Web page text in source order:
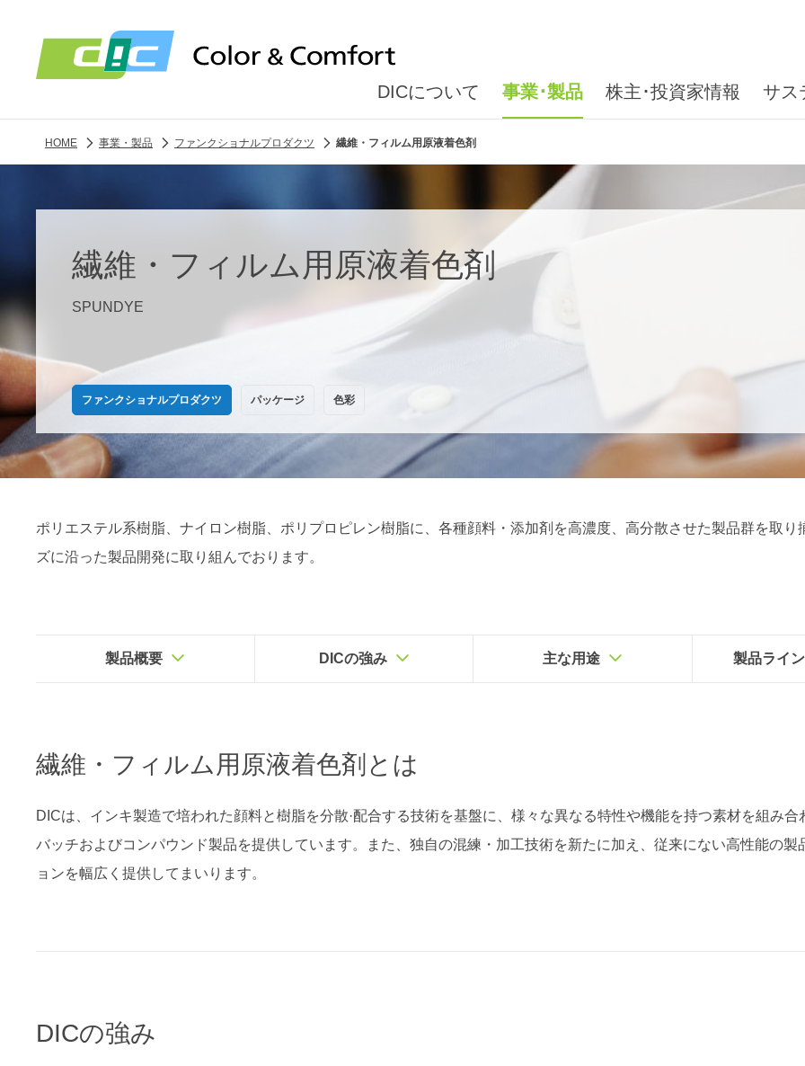
DICについて 事業･製品 株主･投資家情報 サス
HOME 事業・製品 ファンクショナルプロダクツ 繊維・フィルム用原液着色剤
繊維・フィルム用原液着色剤
SPUNDYE
ファンクショナルプロダクツ パッケージ 色彩
ポリエステル系樹脂、ナイロン樹脂、ポリプロピレン樹脂に、各種顔料・添加剤を高濃度、高分散させた製品群を取り
ズに沿った製品開発に取り組んでおります。
製品概要 DICの強み 主な⽤途 製品ライ
繊維・フィルム用原液着色剤 とは
DICは、インキ製造で培われた顔料と樹脂を分散·配合する技術を基盤に、様々な異なる特性や機能を持つ素材を組み合
バッチおよびコンパウンド製品を提供しています。また、独自の混練・加工技術を新たに加え、従来にない高性能の製
ョンを幅広く提供してまいります。
DICの強み